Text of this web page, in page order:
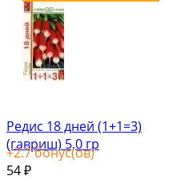
Редис 18 дней (1+1=3)
(гавриш) 5,0 гр
+2.7бонус(ов)
54 ₽